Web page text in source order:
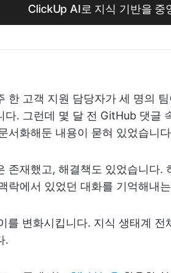
ClickUp AI로 지식 기반을 중
한 고객 지원 담당자가 세 명의
다. 그런데 몇 달 전 GitHub 댓글
서화해둔 내용이 묻혀 있었습니
존재했고, 해결책도 있었습니다.
락에서 있었던 대화를 기억해내
를 변화시킵니다. 지식 생태계
.